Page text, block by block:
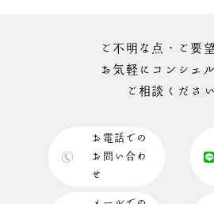
ご不明な点・ご要
お気軽にコンシェ
ご相談ください
お電話での
お問い合わ
せ